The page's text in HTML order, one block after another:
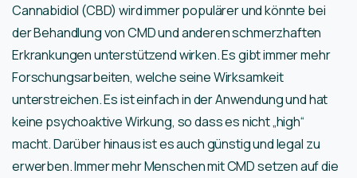
Cannabidiol (CBD) wird immer populärer und könnte bei
der Behandlung von CMD und anderen schmerzhaften
Erkrankungen unterstützend wirken. Es gibt immer mehr
Forschungsarbeiten, welche seine Wirksamkeit
unterstreichen. Es ist einfach in der Anwendung und hat
keine psychoaktive Wirkung, so dass es nicht „high“
macht. Darüber hinaus ist es auch günstig und legal zu
erwerben. Immer mehr Menschen mit CMD setzen auf die